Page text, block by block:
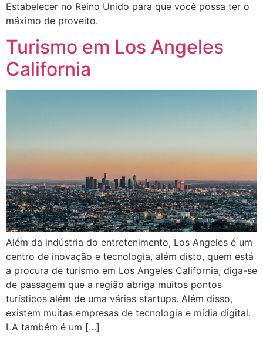
Estabelecer no Reino Unido para que você possa ter o
máximo de proveito.
Turismo em Los Angeles
California
Além da indústria do entretenimento, Los Angeles é um
centro de inovação e tecnologia, além disto, quem está
a procura de turismo em Los Angeles California, diga-se
de passagem que a região abriga muitos pontos
turísticos além de uma várias startups. Além disso,
existem muitas empresas de tecnologia e mídia digital.
LA também é um […]